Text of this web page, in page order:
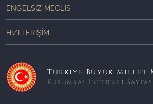
ENGELSIZ MECLIS
HIZLI ERIŞIM
Türkiye Büyük Millet
Kurumsal İnternet